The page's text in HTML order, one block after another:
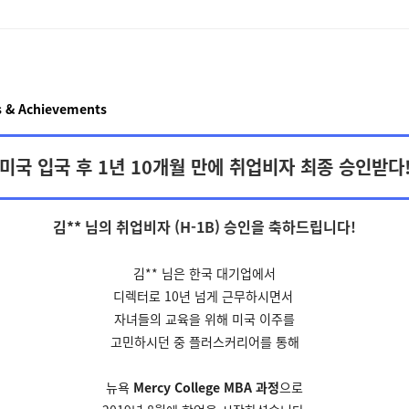
& Achievements
미국 입국 후 1년 10개월 만에 취업비자 최종 승인받다!
김** 님의 취업비자 (H-1B) 승인을 축하드립니다!
김** 님은 한국 대기업에서
디렉터로 10년 넘게 근무하시면서
자녀들의 교육을 위해 미국 이주를
고민하시던 중 플러스커리어를 통해
뉴욕 Mercy College MBA 과정으로